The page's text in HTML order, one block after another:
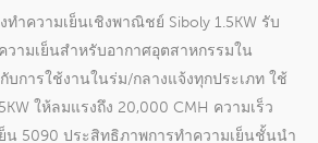
ทำความเย็นเชิงพาณิชย์ Siboly 1.5KW รับ
วามเย็นสำหรับอากาศอุตสาหกรรมใน
บการใช้งานในร่ม/กลางแจ้งทุกประเภท ใช้
ให้ลมแรงถึง 20,000 CMH ความเร็ว
น 5090 ประสิทธิภาพการทำความเย็นชั้นนำ